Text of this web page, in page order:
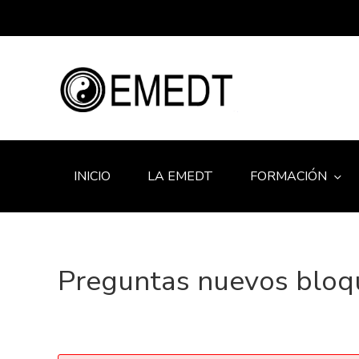
INICIO LA EMEDT FORMACIÓN
Preguntas nuevos